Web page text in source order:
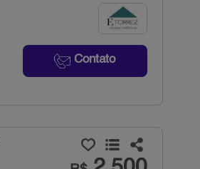
Contato